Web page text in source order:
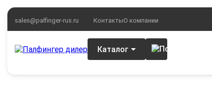
sales@palfinger-rus.ru КонтактыО компании
Каталог